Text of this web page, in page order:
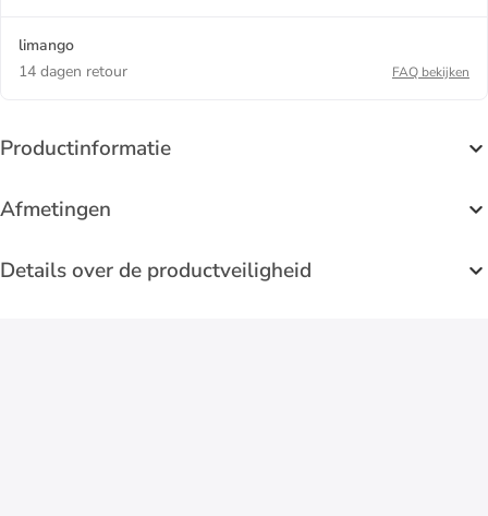
limango
14 dagen retour
FAQ bekijken
Productinformatie
Afmetingen
Details over de productveiligheid